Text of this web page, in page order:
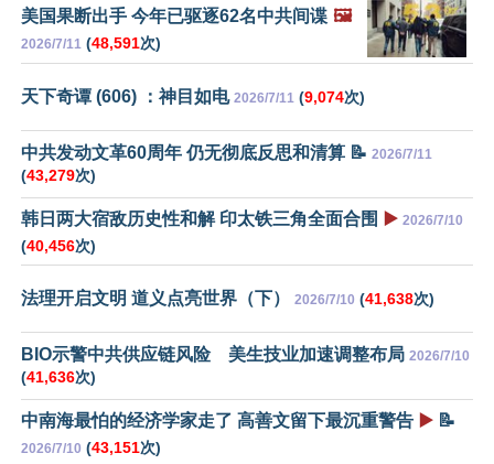
美国果断出手 今年已驱逐62名中共间谍 🖼️
2026/7/11 (48,591次)
天下奇谭 (606) ：神目如电 2026/7/11 (9,074次)
中共发动文革60周年 仍无彻底反思和清算 📝 2026/7/11
(43,279次)
韩日两大宿敌历史性和解 印太铁三角全面合围 ▶️ 2026/7/10
(40,456次)
法理开启文明 道义点亮世界（下） 2026/7/10 (41,638次)
BIO示警中共供应链风险 美生技业加速调整布局 2026/7/10
(41,636次)
中南海最怕的经济学家走了 高善文留下最沉重警告 ▶️ 📝
2026/7/10 (43,151次)